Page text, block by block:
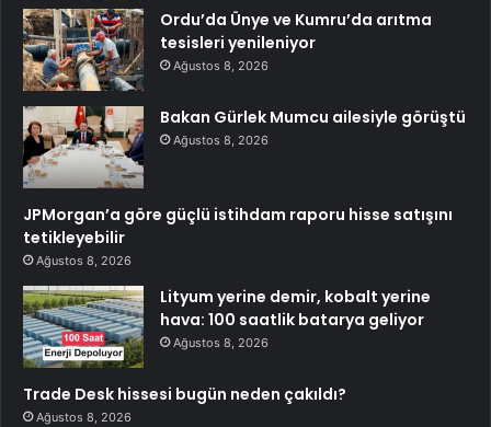
Ordu’da Ünye ve Kumru’da arıtma
tesisleri yenileniyor
Ağustos 8, 2026
Bakan Gürlek Mumcu ailesiyle görüştü
Ağustos 8, 2026
JPMorgan’a göre güçlü istihdam raporu hisse satışını
tetikleyebilir
Ağustos 8, 2026
Lityum yerine demir, kobalt yerine
hava: 100 saatlik batarya geliyor
Ağustos 8, 2026
Trade Desk hissesi bugün neden çakıldı?
Ağustos 8, 2026